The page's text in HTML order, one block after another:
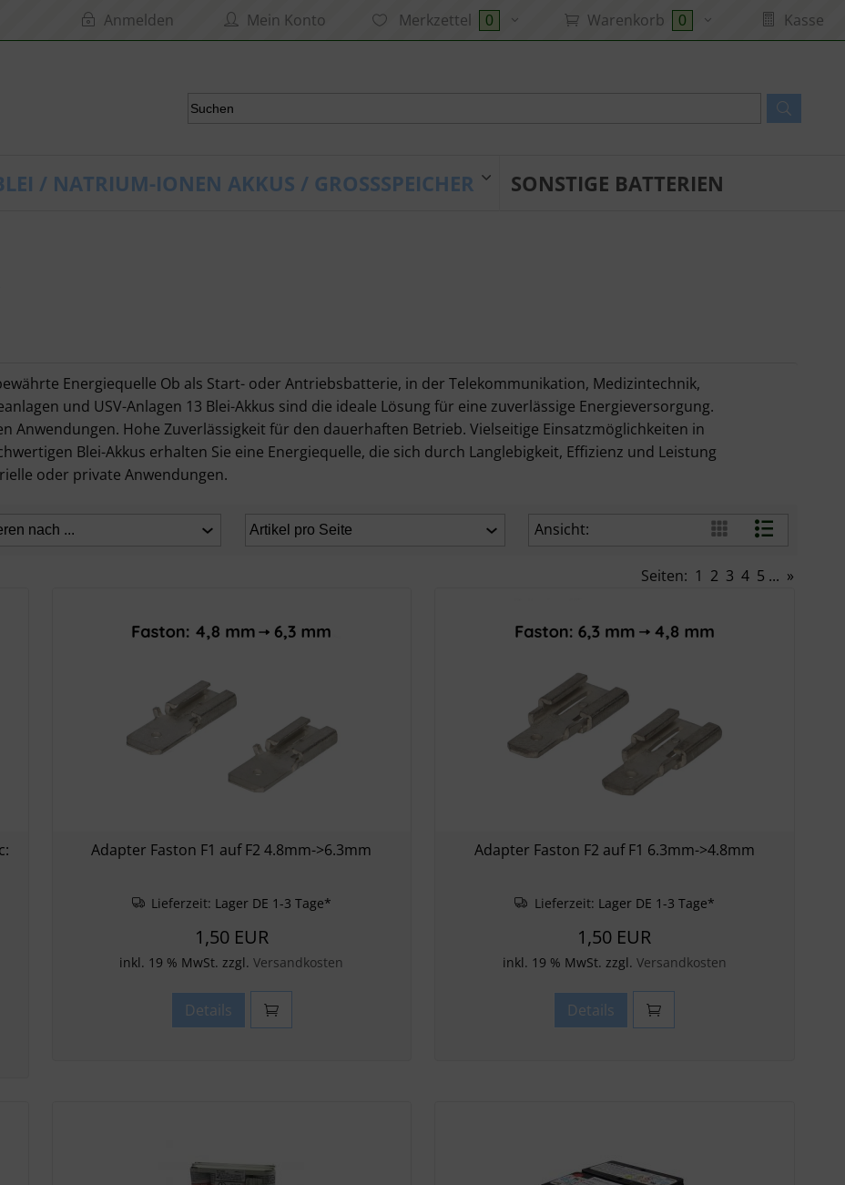
Anmelden Mein Konto Merkzettel 0 Warenkorb 0 Kasse
/ NATRIUM-IONEN AKKUS / GROSSSPEICHER SONSTIGE BATTERIEN
Energiequelle Ob als Start- oder Antriebsbatterie, in der Telekommunikation, Medizintechnik,
und USV-Anlagen 13 Blei-Akkus sind die ideale Lösung für eine zuverlässige Energieversorgung.
Anwendungen. Hohe Zuverlässigkeit für den dauerhaften Betrieb. Vielseitige Einsatzmöglichkeiten in
Blei-Akkus erhalten Sie eine Energiequelle, die sich durch Langlebigkeit, Effizienz und Leistung
oder private Anwendungen.
Ansicht:
Seiten: 1 2 3 4 5 ... »
Adapter Faston F1 auf F2 4.8mm->6.3mm
Lieferzeit: Lager DE 1-3 Tage*
1,50 EUR
inkl. 19 % MwSt. zzgl.Versandkosten
Details
Adapter Faston F2 auf F1 6.3mm->4.8mm
Lieferzeit: Lager DE 1-3 Tage*
1,50 EUR
inkl. 19 % MwSt. zzgl. Versandkosten
Details